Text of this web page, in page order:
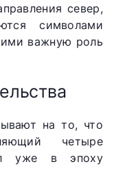
север,
символами
важную роль
на то, что
четыре
уже в эпоху